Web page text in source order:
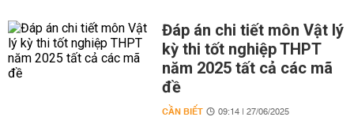
Đáp án chi tiết môn Vật lý
kỳ thi tốt nghiệp THPT
năm 2025 tất cả các mã
đề
CẦN BIẾT 09:14 | 27/06/2025